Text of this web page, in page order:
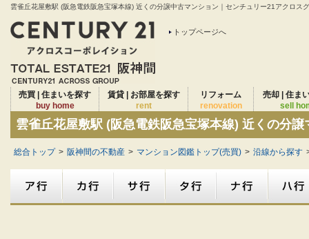
雲雀丘花屋敷駅 (阪急電鉄阪急宝塚本線) 近くの分譲中古マンション｜センチュリー21アクロス
トップページへ
売買 | 住まいを探す
buy home
賃貸 | お部屋を探す
rent
リフォーム
renovation
売却 | 住ま
sell
雲雀丘花屋敷駅 (阪急電鉄阪急宝塚本線) 近くの分
総合トップ > 阪神間の不動産 > マンション図鑑トップ(売買) > 沿線から探す